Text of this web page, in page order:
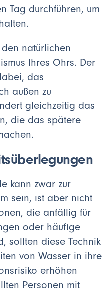
Tag durchführen, um
den natürlichen
Ihres Ohrs. Der
das
außen zu
gleichzeitig das
die das spätere
kann zwar zur
sein, ist aber nicht
die anfällig für
oder häufige
sollten diese Technik
von Wasser in ihre
erhöhen
Personen mit